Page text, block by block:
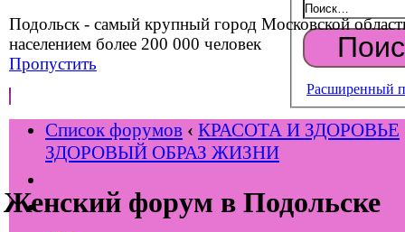
Подольск - самый крупный город Московской
населением более 200 000 человек
Пропустить
Женский форум в Подольске
Расширенный
Список форумов ‹ КРАСОТА И ЗДОРОВЬЕ
ЗДОРОВЫЙ ОБРАЗ ЖИЗНИ